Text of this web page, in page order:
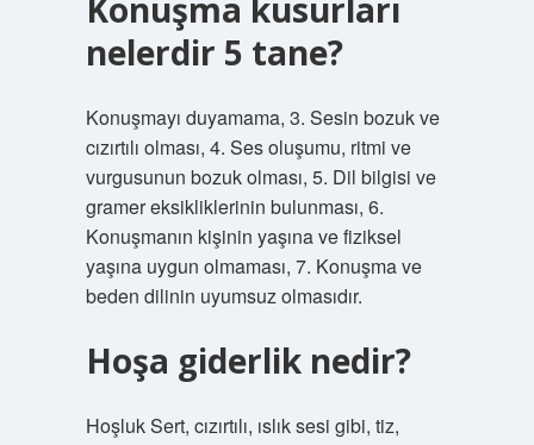
Konuşma kusurları
nelerdir 5 tane?
Konuşmayı duyamama, 3. Sesin bozuk ve
cızırtılı olması, 4. Ses oluşumu, ritmi ve
vurgusunun bozuk olması, 5. Dil bilgisi ve
gramer eksikliklerinin bulunması, 6.
Konuşmanın kişinin yaşına ve fiziksel
yaşına uygun olmaması, 7. Konuşma ve
beden dilinin uyumsuz olmasıdır.
Hoşa giderlik nedir?
Hoşluk Sert, cızırtılı, ıslık sesi gibi, tiz,